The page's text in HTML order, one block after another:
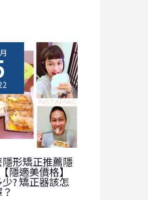
形矯正推薦隱
隱適美價格】
? 矯正器該怎